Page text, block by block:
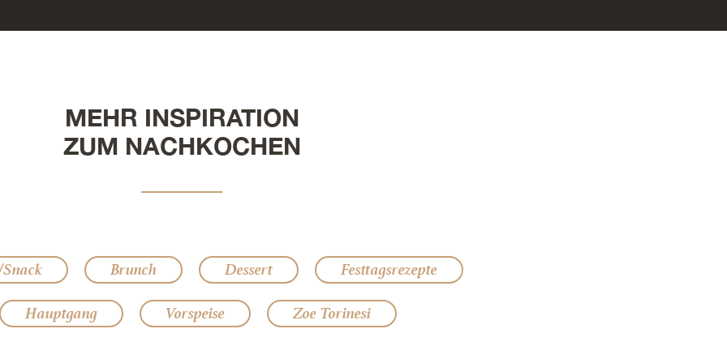
MEHR INSPIRATION
ZUM NACHKOCHEN
Brunch Dessert
Festtagsrezepte
Hauptgang
Vorspeise Zoe Torinesi